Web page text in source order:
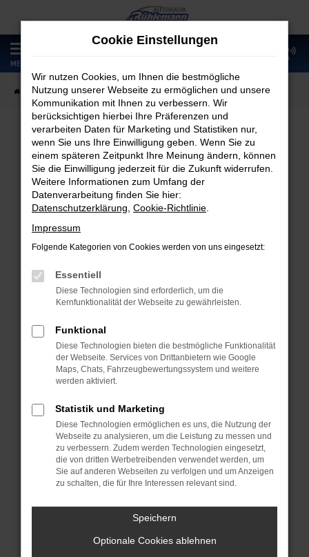
Zum
Hauptinhalt
springen
MENÜ
Startseite Fahrzeugangebote Fahrzeugmarkt
Fahrzeugmarkt
Fehler: Network Error
Beim Laden ist ein Fehler aufgetreten.
Hier sind ein paar Tipps, die dir helfen können:
Überprüfe deine Firewall und deine
Laden andere Webseiten, zum Beispiel
deine Suchmaschine?
Prüfe deine Browsererweiterungen.
Manche Erweiterungen, wie Werbeblocker,
können das Laden bestimmter Seiten
verhindern. Funktioniert die Seite in einem
anderen Browser oder in einem privaten
Fenster?
Starte dein Gerät neu.
vorübergehende Probleme zu beheben.
Betriebssystem auf dem neuesten Stand
Cookie Einstellungen
Wir nutzen Cookies, um Ihnen die bestmögliche
Nutzung unserer Webseite zu ermöglichen und unsere
Kommunikation mit Ihnen zu verbessern. Wir
berücksichtigen hierbei Ihre Präferenzen und
verarbeiten Daten für Marketing und Statistiken nur,
wenn Sie uns Ihre Einwilligung geben. Wenn Sie zu
einem späteren Zeitpunkt Ihre Meinung ändern, können
Sie die Einwilligung jederzeit für die Zukunft widerrufen.
Weitere Informationen zum Umfang der
Datenverarbeitung finden Sie hier:
Datenschutzerklärung Cookie-Richtlinie
Impressum
Folgende Kategorien von Cookies werden von uns eingesetzt:
Essentiell
Diese Technologien sind erforderlich, um die
Kernfunktionalität der Webseite zu gewährleisten.
Funktional
Diese Technologien bieten die bestmögliche Funktionalität
der Webseite. Services von Drittanbietern wie Google
Maps, Chats, Fahrzeugbewertungssystem und weitere
werden aktiviert.
Statistik und Marketing
Diese Technologien ermöglichen es uns, die Nutzung der
Webseite zu analysieren, um die Leistung zu messen und
zu verbessern. Zudem werden Technologien eingesetzt,
die von dritten Werbetreibenden verwendet werden, um
Sie auf anderen Webseiten zu verfolgen und um Anzeigen
zu schalten, die für Ihre Interessen relevant sind.
Speichern
Optionale Cookies ablehnen